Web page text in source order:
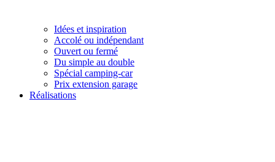
Idées et inspiration
Accolé ou indépendant
Ouvert ou fermé
Du simple au double
Spécial camping-car
Prix extension garage
Réalisations